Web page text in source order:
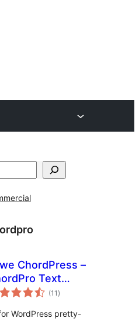
ChordPress –
Text
(11 total
ratings
)
WordPress pretty-